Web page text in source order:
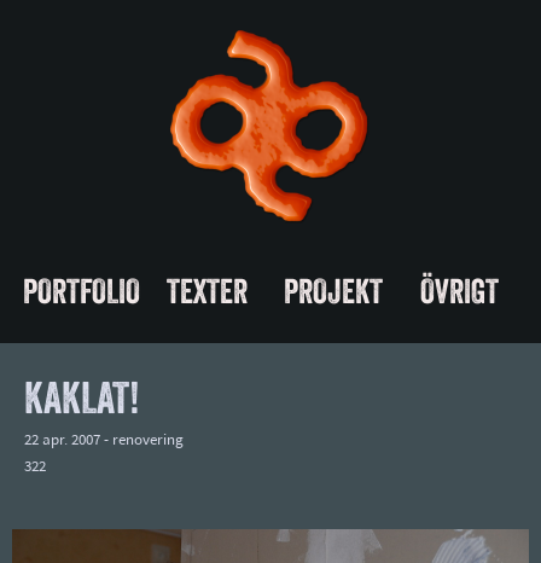
PORTFOLIO TEXTER PROJEKT ÖVRIGT
KAKLAT!
22 apr. 2007 - renovering
322